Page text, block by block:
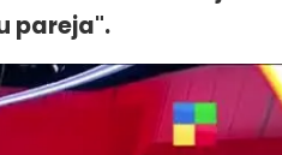
pareja".